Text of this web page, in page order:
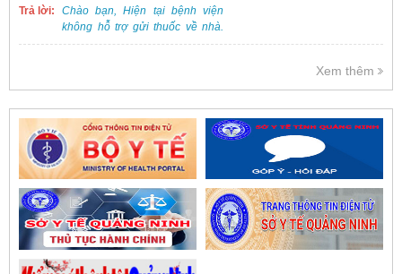
Trả lời:
Chào bạn, Hiện tại bệnh viện
không hỗ trợ gửi thuốc về nhà.
Việc cấp phát thuốc tại bệnh viện
trực tiếp.
Xem thêm